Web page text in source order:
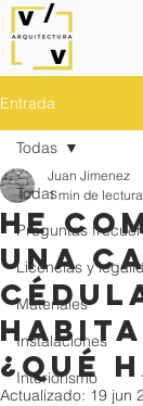
Entrada
Todas
Preguntas
Licencias y
Materiales
Instalaciones
Interiorismo
Todas
He
una
¿qué
Juan Jimenez
1 min de lectura
Actualizado: 19 jun